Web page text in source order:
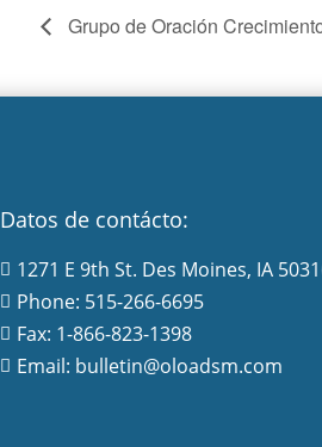
Grupo de Oración
Datos de contácto:
 1271 E 9th St. Des Moines, IA
 Phone: 515-266-6695
 Fax: 1-866-823-1398
 Email: bulletin@oloadsm.com